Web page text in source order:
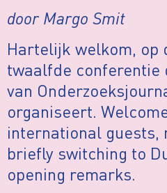
door Margo Smit
Hartelijk welkom, op
twaalfde conferentie
van
organiseert.
international guests,
briefly switching to
opening remarks.